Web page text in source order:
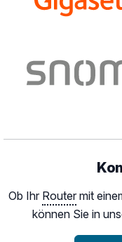
Ob Ihr Router mit
können Sie in